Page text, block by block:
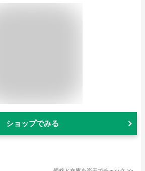
ショップでみる